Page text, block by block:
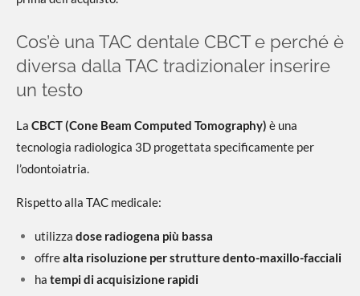
Cos’è una TAC dentale CBCT e perché è
diversa dalla TAC tradizionaler inserire
un testo
La CBCT (Cone Beam Computed Tomography) è una
tecnologia radiologica 3D progettata specificamente per
l’odontoiatria.
Rispetto alla TAC medicale:
utilizza dose radiogena più bassa
offrealta risoluzione per strutture dento-maxillo-facciali
ha tempi di acquisizione rapidi